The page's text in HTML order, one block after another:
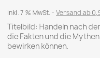
inkl. 7 % MwSt. Versand ab
Titelbild: Handeln nach
die Fakten und die
bewirken können.